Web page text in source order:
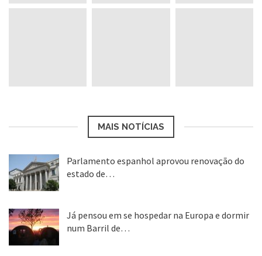
MAIS NOTÍCIAS
Parlamento espanhol aprovou renovação do
estado de…
Já pensou em se hospedar na Europa e dormir
num Barril de…